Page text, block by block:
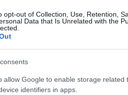
opt-out of Collection, Use, Retention,
Data that Is Unrelated with the
allow Google to enable storage related
identifiers in apps.
el a színésznő. "Más
vígjátékban szerepelek.
Amikor mozi- vagy tévéfilmet
A sitcom-ban viszont
többször fel tudjuk
oldalról a memorizálás.